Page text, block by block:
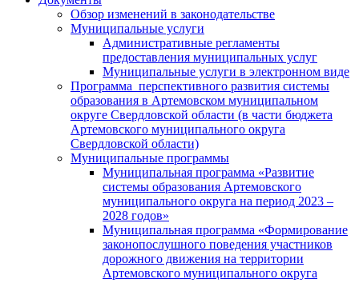
Обзор изменений в законодательстве
Муниципальные услуги
Административные регламенты
предоставления муниципальных услуг
Муниципальные услуги в электронном виде
Программа перспективного развития системы
образования в Артемовском муниципальном
округе Свердловской области (в части бюджета
Артемовского муниципального округа
Свердловской области)
Муниципальные программы
Муниципальная программа «Развитие
системы образования Артемовского
муниципального округа на период 2023 –
2028 годов»
Муниципальная программа «Формирование
законопослушного поведения участников
дорожного движения на территории
Артемовского муниципального округа